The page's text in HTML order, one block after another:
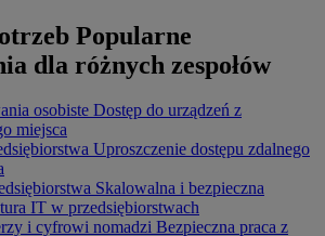
Popularne
dla różnych zespołów
osobiste Dostęp do urządzeń z
miejsca
Uproszczenie dostępu zdalnego
Skalowalna i bezpieczna
IT w przedsiębiorstwach
i cyfrowi nomadzi Bezpieczna praca z